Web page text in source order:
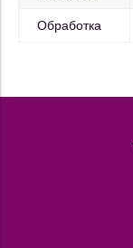
Обработка